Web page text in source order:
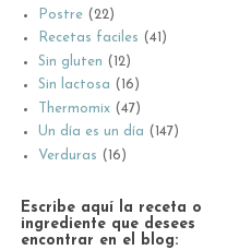
Postre (22)
Recetas faciles (41)
Sin gluten (12)
Sin lactosa (16)
Thermomix (47)
Un día es un día (147)
Verduras (16)
Escribe aquí la receta o
ingrediente que desees
encontrar en el blog: